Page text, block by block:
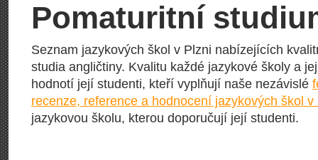
Pomaturitní
Seznam jazykových škol v Plzni nabízejících
studia angličtiny. Kvalitu každé jazykové školy a
hodnotí její studenti, kteří vyplňují naše nezávislé
recenze, reference a hodnocení jazykových škol v
jazykovou školu, kterou doporučují její studenti.